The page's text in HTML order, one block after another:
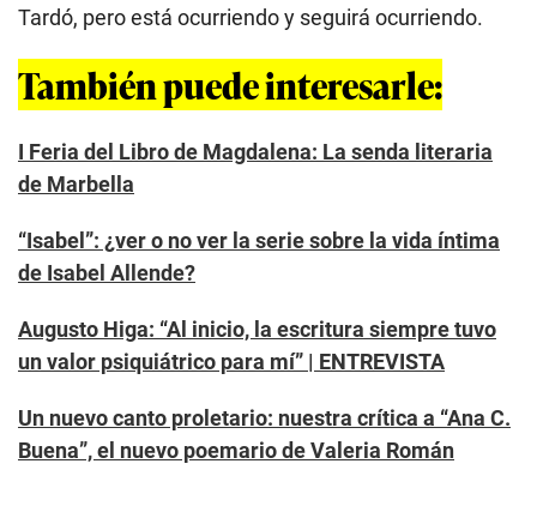
Tardó, pero está ocurriendo y seguirá ocurriendo.
También puede interesarle:
I Feria del Libro de Magdalena: La senda literaria
de Marbella
“Isabel”: ¿ver o no ver la serie sobre la vida íntima
de Isabel Allende?
Augusto Higa: “Al inicio, la escritura siempre tuvo
un valor psiquiátrico para mí” | ENTREVISTA
Un nuevo canto proletario: nuestra crítica a “Ana C.
Buena”, el nuevo poemario de Valeria Román